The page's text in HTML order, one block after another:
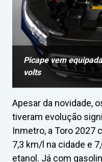
Picape vem
volts
Apesar da novidade,
tiveram evolução
Inmetro, a Toro 2027
7,3 km/l na cidade e
etanol. Já com